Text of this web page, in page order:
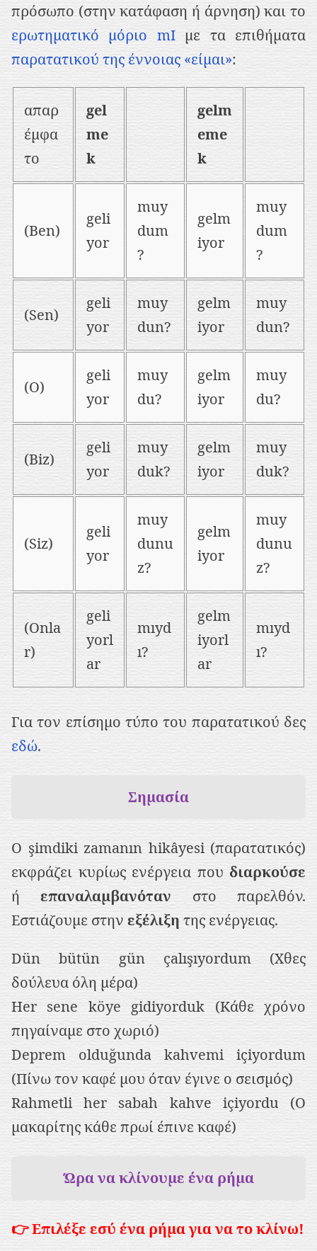
πρόσωπο (στην κατάφαση ή άρνηση) και το
ερωτηματικό μόριο mIμε τα επιθήματα
παρατατικού της έννοιας «είμαι»:
απαρ
έμφα
το
gel
me
k
gelm
eme
k
(Ben)
geli
yor
muy
dum
?
gelm
iyor
muy
dum
?
(Sen)
geli
yor
muy
dun?
gelm
iyor
muy
dun?
(O)
geli
yor
muy
du?
gelm
iyor
muy
du?
(Biz)
geli
yor
muy
duk?
gelm
iyor
muy
duk?
(Siz)
geli
yor
muy
dunu
z?
gelm
iyor
muy
dunu
z?
(Onla
r)
geli
yorl
ar
mıyd
ı?
gelm
iyorl
ar
mıyd
ı?
Για τον επίσημο τύπο του παρατατικού δες
εδώ.
Σημασία
Ο şimdiki zamanın hikâyesi (παρατατικός)
εκφράζει κυρίως ενέργεια που διαρκούσε
ήεπαναλαμβανόταν στο παρελθόν.
Εστιάζουμε στην εξέλιξητης ενέργειας.
Dün bütün gün çalışıyordum (Χθες
δούλευα όλη μέρα)
Her sene köye gidiyorduk (Κάθε χρόνο
πηγαίναμε στο χωριό)
Deprem olduğunda kahvemi içiyordum
(Πίνω τον καφέ μου όταν έγινε ο σεισμός)
Rahmetli her sabah kahve içiyordu (Ο
μακαρίτης κάθε πρωί έπινε καφέ)
Ώρα να κλίνουμε ένα ρήμα
👉 Επιλέξε εσύ ένα ρήμα για να το κλίνω!